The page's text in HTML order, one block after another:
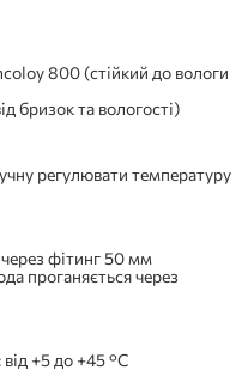
800 (стійкий до вологи
бризок та вологості)
регулювати температуру
фітинг 50 мм
проганяється через
+5 до +45 °C